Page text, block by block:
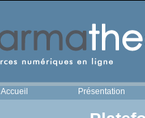
Accueil Présentation